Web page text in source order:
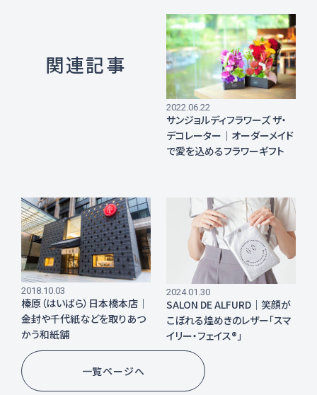
一覧ページへ
2022.06.22
サンジョルディフラワーズ ザ・
デコレーター｜オーダーメイド
で愛を込めるフラワーギフト
2018.10.03
榛原（はいばら）日本橋本店｜
金封や千代紙などを取りあつ
かう和紙舗
2024.01.30
SALON DE ALFURD｜笑顔が
こぼれる煌めきのレザー「スマ
イリー・フェイス®」